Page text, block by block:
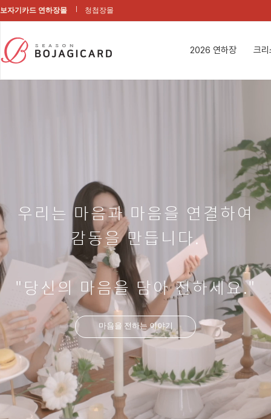
보자기카드 연하장몰 청첩장몰
2026 연하장 크
우리는 마음과 마음을 연결하여
감동을 만듭니다.
"당신의 마음을 담아 전하세요."
마음을 전하는 이야기